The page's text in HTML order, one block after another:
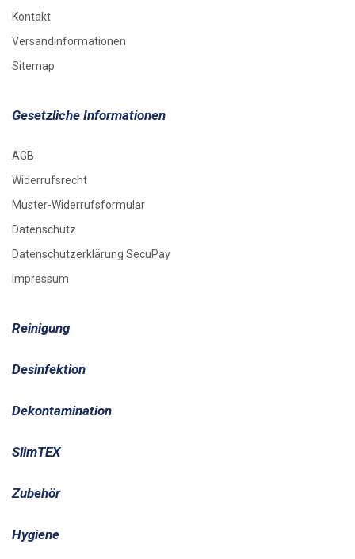
Kontakt
Versandinformationen
Sitemap
Gesetzliche Informationen
AGB
Widerrufsrecht
Muster-Widerrufsformular
Datenschutz
Datenschutzerklärung SecuPay
Impressum
Reinigung
Desinfektion
Dekontamination
SlimTEX
Zubehör
Hygiene